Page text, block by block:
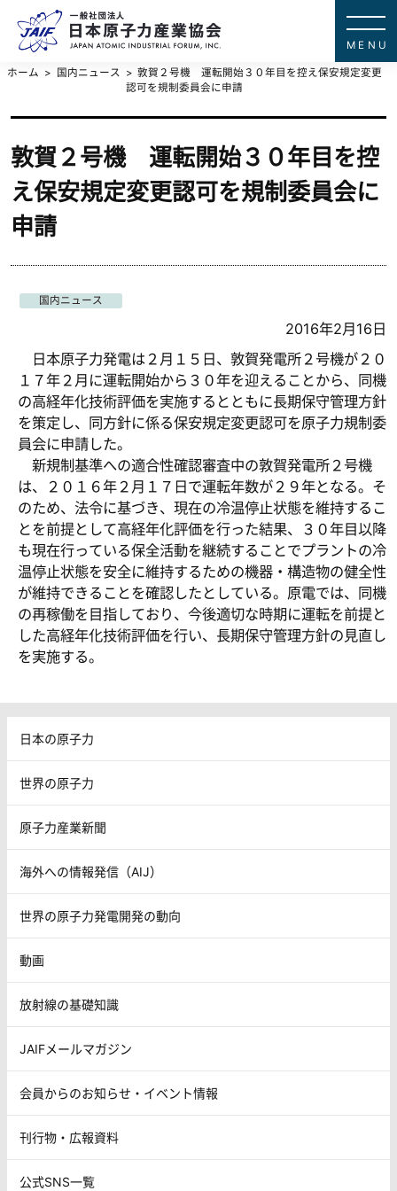
ホーム 国内ニュース
敦賀２号機 運転開始３０年目を控え保安規定変更
認可を規制委員会に申請
敦賀２号機 運転開始３０年目を控
え保安規定変更認可を規制委員会に
申請
国内ニュース
2016年2月16日
日本原子力発電は２月１５日、敦賀発電所２号機が２０
１７年２月に運転開始から３０年を迎えることから、同機
の高経年化技術評価を実施するとともに長期保守管理方針
を策定し、同方針に係る保安規定変更認可を原子力規制委
員会に申請した。
新規制基準への適合性確認審査中の敦賀発電所２号機
は、２０１６年２月１７日で運転年数が２９年となる。そ
のため、法令に基づき、現在の冷温停止状態を維持するこ
とを前提として高経年化評価を行った結果、３０年目以降
も現在行っている保全活動を継続することでプラントの冷
温停止状態を安全に維持するための機器・構造物の健全性
が維持できることを確認したとしている。原電では、同機
の再稼働を目指しており、今後適切な時期に運転を前提と
した高経年化技術評価を行い、長期保守管理方針の見直し
を実施する。
日本の原子力
世界の原子力
原子力産業新聞
海外への情報発信（AIJ）
世界の原子力発電開発の動向
動画
放射線の基礎知識
JAIFメールマガジン
会員からのお知らせ・イベント情報
刊行物・広報資料
公式SNS一覧